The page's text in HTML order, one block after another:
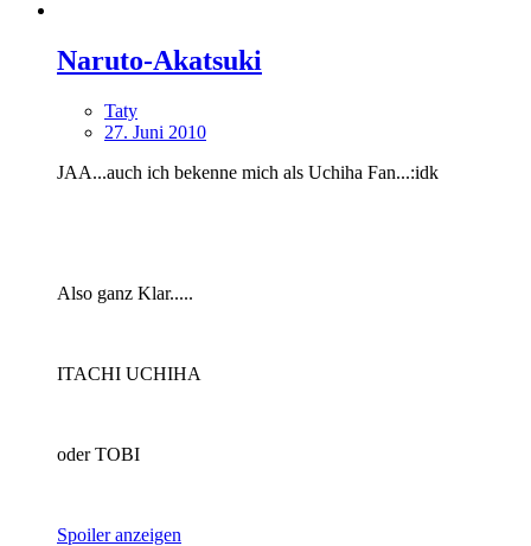
Naruto-Akatsuki
Taty
27. Juni 2010
JAA...auch ich bekenne mich als Uchiha Fan...:idk
Also ganz Klar.....
ITACHI UCHIHA
oder TOBI
Spoiler anzeigen